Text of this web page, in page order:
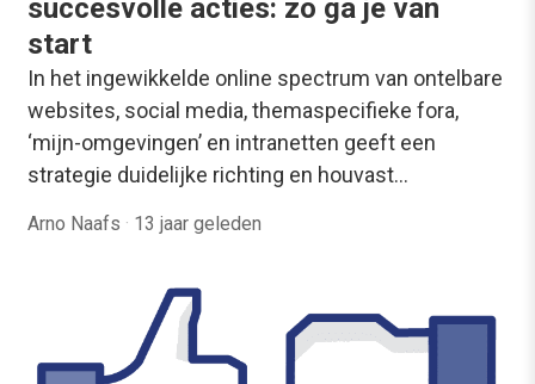
succesvolle acties: zo ga je van
start
In het ingewikkelde online spectrum van ontelbare
websites, social media, themaspecifieke fora,
‘mijn-omgevingen’ en intranetten geeft een
strategie duidelijke richting en houvast…
Arno Naafs · 13 jaar geleden